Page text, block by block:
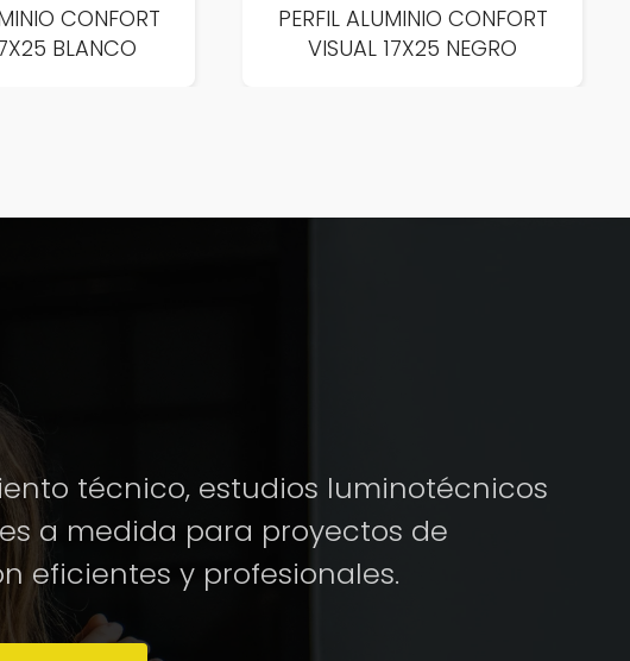
CONFORT
BLANCO
PERFIL ALUMINIO CONFORT
VISUAL 17X25 NEGRO
técnico, estudios luminotécnicos
a medida para proyectos de
eficientes y profesionales.